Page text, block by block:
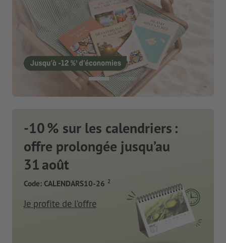
-10 % sur les calendriers :
offre prolongée jusqu’au
31 août
Code: CALENDARS10-26 2
Je profite de l’offre